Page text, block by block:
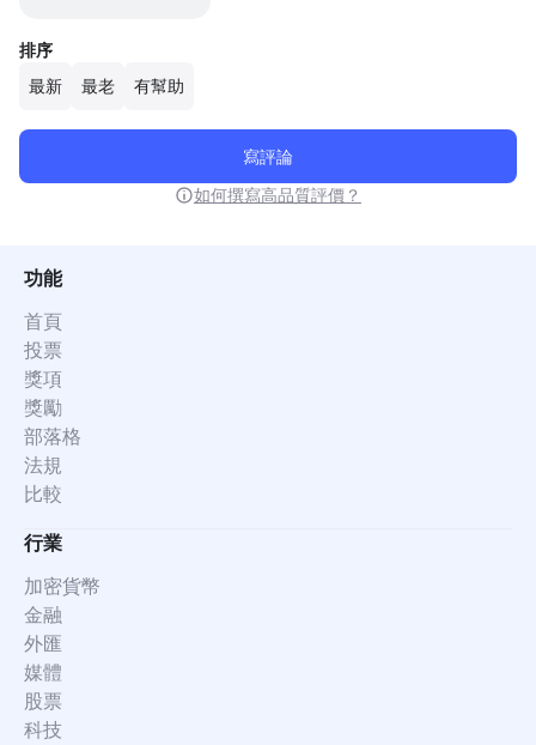
排序
最新
最老 有幫助
寫評論
如何撰寫高品質評價？
功能
首頁
投票
獎項
獎勵
部落格
法規
比較
行業
加密貨幣
金融
外匯
媒體
股票
科技